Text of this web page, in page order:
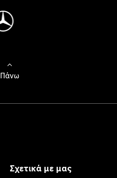
Πάνω
Σχετικά με μας